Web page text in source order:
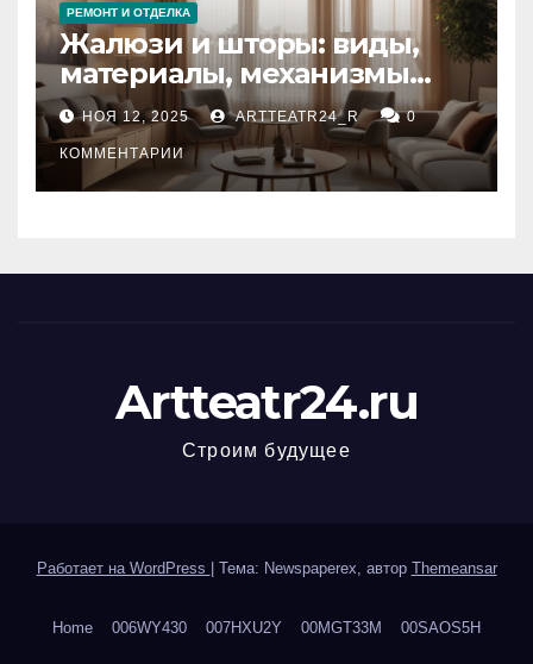
РЕМОНТ И ОТДЕЛКА
Жалюзи и шторы: виды,
материалы, механизмы
управления и уход
НОЯ 12, 2025 ARTTEATR24_R 0
КОММЕНТАРИИ
Artteatr24.ru
Строим будущее
Работает на WordPress Тема: Newspaperex, автор Themeansar
Home 006WY430 007HXU2Y 00MGT33M 00SAOS5H